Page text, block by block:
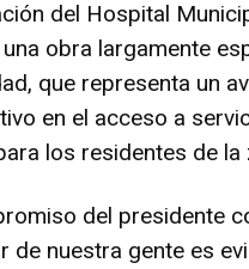
del Hospital
obra largamente
que representa un
en el acceso a
los residentes de la
del presidente
de nuestra gente es